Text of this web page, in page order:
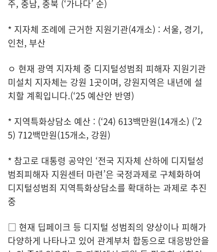
주, 충남, 충북 (‘가나다’ 순)
* 지자체 조례에 근거한 지원기관(4개소) : 서울, 경기,
인천, 부산
ㅇ 현재 광역 지자체 중 디지털성범죄 피해자 지원기관
미설치 지자체는 강원 1곳이며, 강원지역은 내년에 설
치할 계획입니다.(‘25 예산안 반영)
* 지역특화상담소 예산 : (‘24) 613백만원(14개소) (’2
5) 712백만원(15개소, 강원)
* 참고로 대통령 공약인 ‘전국 지자체 산하에 디지털성
범죄피해자 지원센터 마련’은 국정과제로 구체화하여
디지털성범죄 지역특화상담소를 확대하는 과제로 추진
중
□ 현재 딥페이크 등 디지털 성범죄의 양상이나 피해가
다양하게 나타나고 있어 관계부처 합동으로 대응방안을